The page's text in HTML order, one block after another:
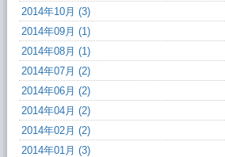
2014年10月 (3)
2014年09月 (1)
2014年08月 (1)
2014年07月 (2)
2014年06月 (2)
2014年04月 (2)
2014年02月 (2)
2014年01月 (3)